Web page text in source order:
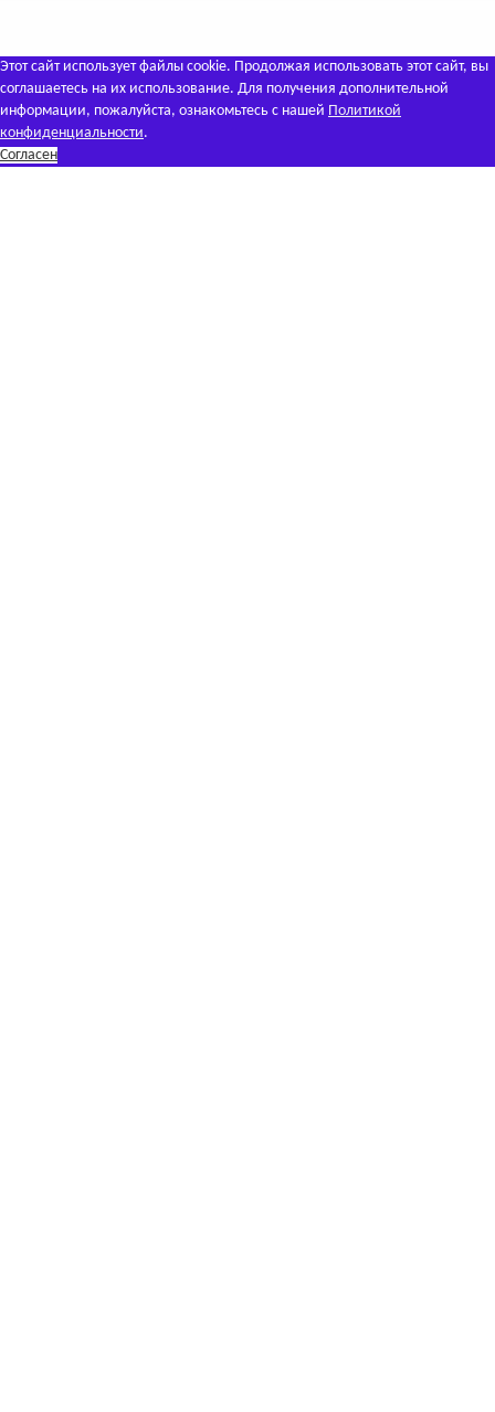
Этот сайт использует файлы cookie. Продолжая использовать этот сайт, вы
соглашаетесь на их использование. Для получения дополнительной
информации, пожалуйста, ознакомьтесь с нашей Политикой
конфиденциальности.
Согласен